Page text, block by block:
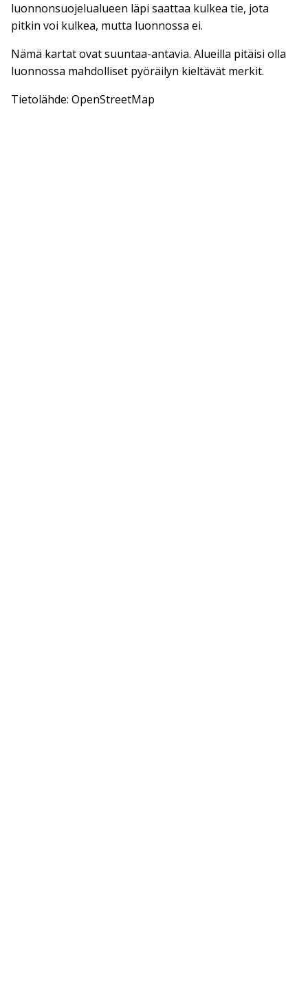
luonnonsuojelualueen läpi saattaa kulkea tie, jota
pitkin voi kulkea, mutta luonnossa ei.
Nämä kartat ovat suuntaa-antavia. Alueilla pitäisi olla
luonnossa mahdolliset pyöräilyn kieltävät merkit.
Tietolähde: OpenStreetMap